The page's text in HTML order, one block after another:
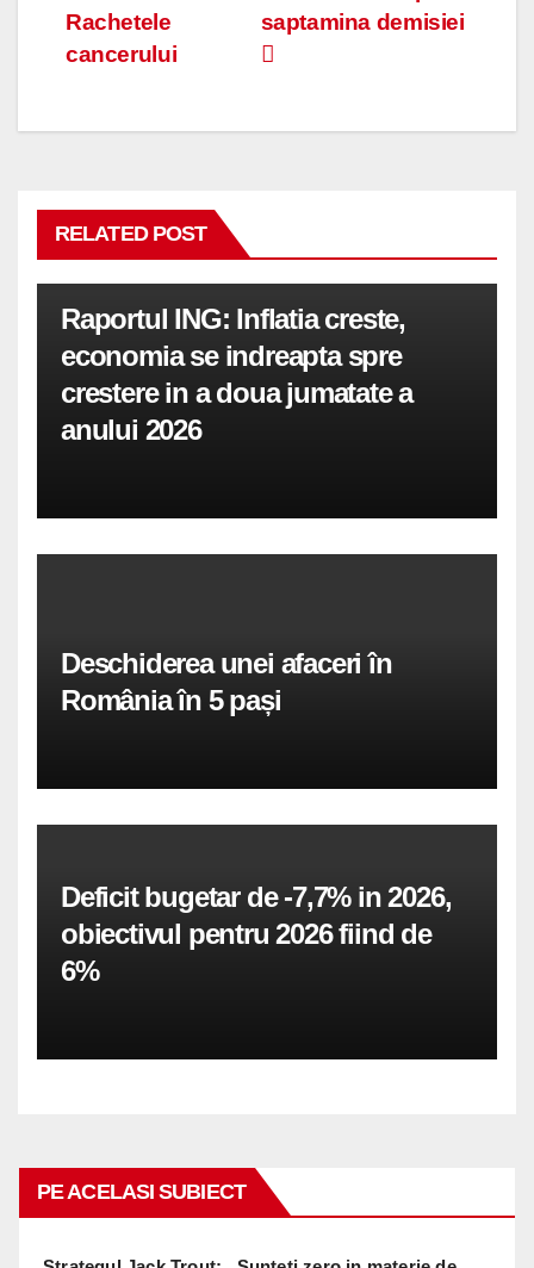
în
saptamina demisiei
Rachetele
cancerului
RELATED POST
Raportul ING: Inflatia creste,
economia se indreapta spre
crestere in a doua jumatate a
anului 2026
Deschiderea unei afaceri în
România în 5 pași
Deficit bugetar de -7,7% in 2026,
obiectivul pentru 2026 fiind de
6%
PE ACELASI SUBIECT